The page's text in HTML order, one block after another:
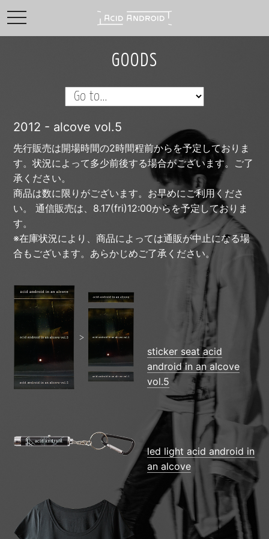
toggle navigation
GOODS
2012 - alcove vol.5
先行販売は開場時間の2時間程前からを予定しておりま
す。状況によって多少前後する場合がございます。ご了
承ください。
商品は数に限りがございます。お早めにご利用くださ
い。 通信販売は、8.17(fri)12:00からを予定しておりま
す。
※在庫状況により、商品によっては通販が中止になる場
合もございます。あらかじめご了承ください。
sticker seat acid
android in an alcove
vol.5
led light acid android in
an alcove